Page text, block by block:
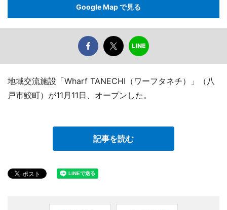
Google Map で見る
地域交流施設「Wharf TANECHI（ワーフタネチ）」（八
戸市鮫町）が11月11日、オープンした。
記事を読む